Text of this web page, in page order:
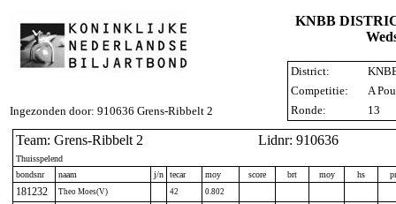
Ingezonden door: 910636 Grens-Ribbelt 2
KNBB
District:
Competitie:
A
Ronde:
13
Team: Grens-Ribbelt 2 Lidnr: 910636
Thuisspelend
bondsnr
naam j/n tecar moy score brt moy hs
181232 Theo Moes(V) 42 0.802